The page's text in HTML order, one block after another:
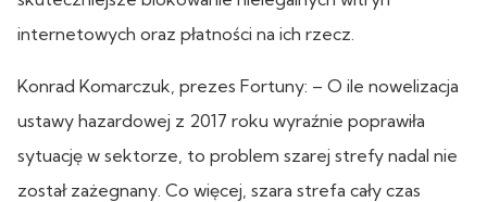
internetowych oraz płatności na ich rzecz.
Konrad Komarczuk, prezes Fortuny: – O ile nowelizacja
ustawy hazardowej z 2017 roku wyraźnie poprawiła
sytuację w sektorze, to problem szarej strefy nadal nie
został zażegnany. Co więcej, szara strefa cały czas